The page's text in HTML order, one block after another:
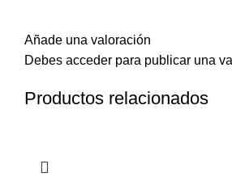
Añade una valoración
Debes acceder para publicar una
Productos relacionados